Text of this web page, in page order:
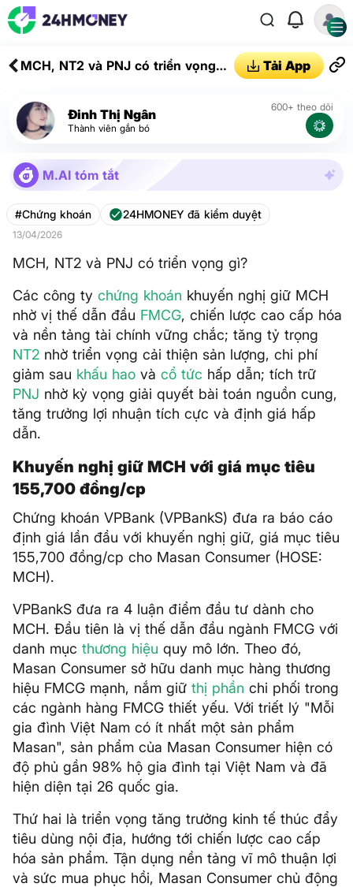
MCH, NT2 và PNJ có triển vọng
Tải App
Đinh Thị Ngân
Thành viên gắn bó
600+ theo dõi
M.AI tóm tắt
#Chứng khoán 24HMONEY đã kiểm duyệt
13/04/2026
MCH, NT2 và PNJ có triển vọng gì?
Các công ty chứng khoán khuyến nghị giữ MCH
nhờ vị thế dẫn đầu FMCG, chiến lược cao cấp hóa
và nền tảng tài chính vững chắc; tăng tỷ trọng
NT2 nhờ triển vọng cải thiện sản lượng, chi phí
giảm sau khấu hao và cổ tức hấp dẫn; tích trữ
PNJ nhờ kỳ vọng giải quyết bài toán nguồn cung,
tăng trưởng lợi nhuận tích cực và định giá hấp
dẫn.
Khuyến nghị giữ MCH với giá mục tiêu
155,700 đồng/cp
Chứng khoán VPBank (VPBankS) đưa ra báo cáo
định giá lần đầu với khuyến nghị giữ, giá mục tiêu
155,700 đồng/cp cho Masan Consumer (HOSE:
MCH).
VPBankS đưa ra 4 luận điểm đầu tư dành cho
MCH. Đầu tiên là vị thế dẫn đầu ngành FMCG với
danh mục thương hiệu quy mô lớn. Theo đó,
Masan Consumer sở hữu danh mục hàng thương
hiệu FMCG mạnh, nắm giữ thị phần chi phối trong
các ngành hàng FMCG thiết yếu. Với triết lý "Mỗi
gia đình Việt Nam có ít nhất một sản phẩm
Masan", sản phẩm của Masan Consumer hiện có
độ phủ gần 98% hộ gia đình tại Việt Nam và đã
hiện diện tại 26 quốc gia.
Thứ hai là triển vọng tăng trưởng kinh tế thúc đẩy
tiêu dùng nội địa, hướng tới chiến lược cao cấp
hóa sản phẩm. Tận dụng nền tảng vĩ mô thuận lợi
và sức mua phục hồi, Masan Consumer chủ động